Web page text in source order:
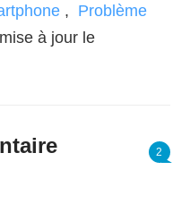
, Problème
à jour le
2